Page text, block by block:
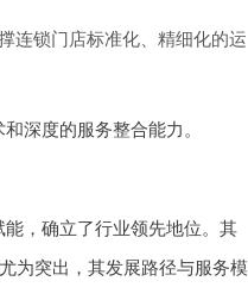
连锁门店标准化、精细化的运
深度的服务整合能力。
，确立了行业领先地位。其
为突出，其发展路径与服务模